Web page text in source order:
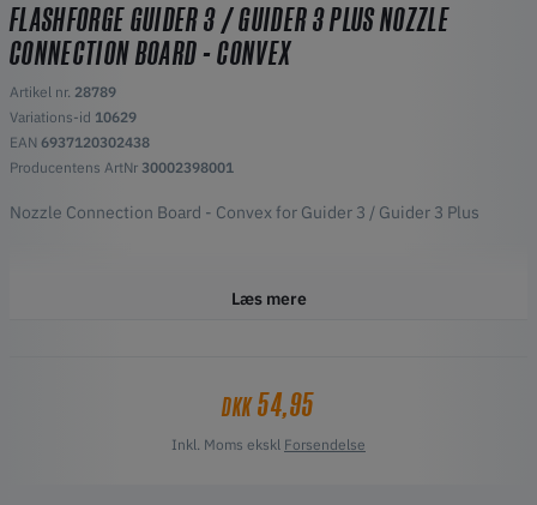
FLASHFORGE GUIDER 3 / GUIDER 3 PLUS NOZZLE
CONNECTION BOARD - CONVEX
Artikel nr. 28789
Variations-id 10629
EAN 6937120302438
Producentens ArtNr 30002398001
Nozzle Connection Board - Convex for Guider 3 / Guider 3 Plus
Læs mere
DKK54,95
Inkl. Moms ekskl Forsendelse